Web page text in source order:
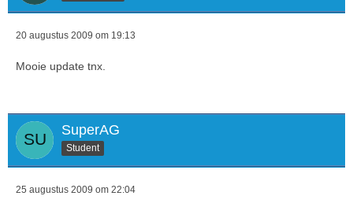
20 augustus 2009 om 19:13
Mooie update tnx.
SuperAG
Student
25 augustus 2009 om 22:04